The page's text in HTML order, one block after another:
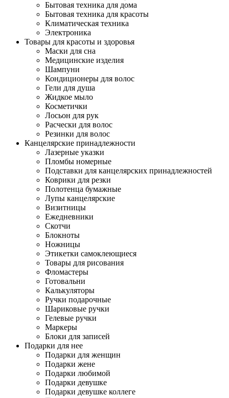
Бытовая техника для дома
Бытовая техника для красоты
Климатическая техника
Электроника
Товары для красоты и здоровья
Маски для сна
Медицинские изделия
Шампуни
Кондиционеры для волос
Гели для душа
Жидкое мыло
Косметички
Лосьон для рук
Расчески для волос
Резинки для волос
Канцелярские принадлежности
Лазерные указки
Пломбы номерные
Подставки для канцелярских принадлежностей
Коврики для резки
Полотенца бумажные
Лупы канцелярские
Визитницы
Ежедневники
Скотчи
Блокноты
Ножницы
Этикетки самоклеющиеся
Товары для рисования
Фломастеры
Готовальни
Калькуляторы
Ручки подарочные
Шариковые ручки
Гелевые ручки
Маркеры
Блоки для записей
Подарки для нее
Подарки для женщин
Подарки жене
Подарки любимой
Подарки девушке
Подарки девушке коллеге